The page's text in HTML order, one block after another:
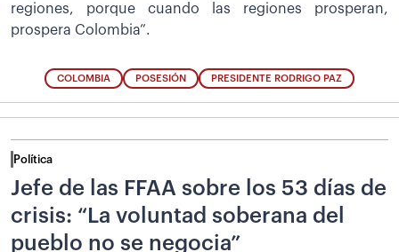
regiones, porque cuando las regiones prosperan,
prospera Colombia”.
COLOMBIA POSESIÓN PRESIDENTE RODRIGO PAZ
Política
Jefe de las FFAA sobre los 53 días de
crisis: “La voluntad soberana del
pueblo no se negocia”